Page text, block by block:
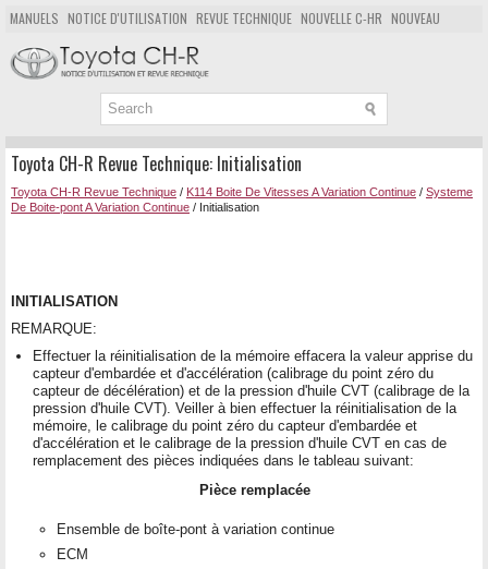
MANUELS NOTICE D'UTILISATION REVUE TECHNIQUE NOUVELLE C-HR NOUVEAU
POPULAIRE
PLAN DU SITE CHERCHER
Toyota CH-R Revue Technique: Initialisation
Toyota CH-R Revue Technique / K114 Boite De Vitesses A Variation Continue / Systeme
De Boite-pont A Variation Continue / Initialisation
INITIALISATION
REMARQUE:
Effectuer la réinitialisation de la mémoire effacera la valeur apprise du
capteur d'embardée et d'accélération (calibrage du point zéro du
capteur de décélération) et de la pression d'huile CVT (calibrage de la
pression d'huile CVT). Veiller à bien effectuer la réinitialisation de la
mémoire, le calibrage du point zéro du capteur d'embardée et
d'accélération et le calibrage de la pression d'huile CVT en cas de
remplacement des pièces indiquées dans le tableau suivant:
Pièce remplacée
Ensemble de boîte-pont à variation continue
ECM